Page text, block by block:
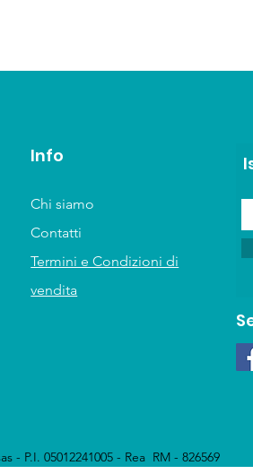
Info
Chi siamo
Contatti
Termini e Condizioni di
vendita
- P.I. 05012241005 - Rea RM - 826569